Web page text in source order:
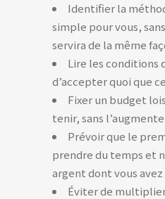
Identifier la
simple pour vous,
servira de la même
Lire les conditions
d’accepter quoi que
Fixer un budget
tenir, sans
Prévoir que le
prendre du temps et
argent dont vous
Éviter de